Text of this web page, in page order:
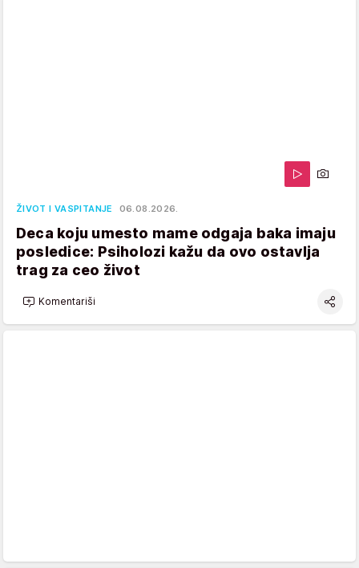
ŽIVOT I VASPITANJE 06.08.2026.
Deca koju umesto mame odgaja baka imaju
posledice: Psiholozi kažu da ovo ostavlja
trag za ceo život
Komentariši